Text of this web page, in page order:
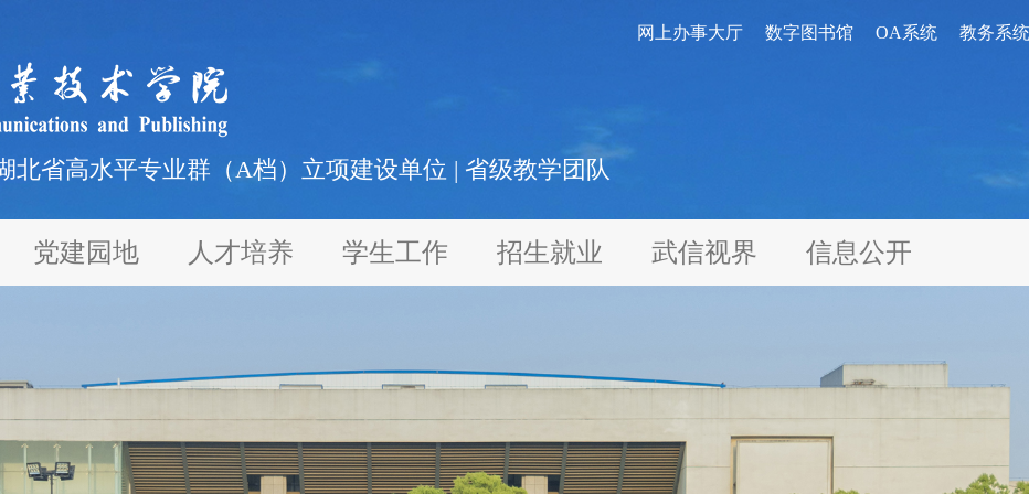
网上办事大厅 数字图书馆 OA系统 教务系统
北省高水平专业群（A档）立项建设单位 | 省级教学团队
党建园地 人才培养 学生工作 招生就业 武信视界 信息公开